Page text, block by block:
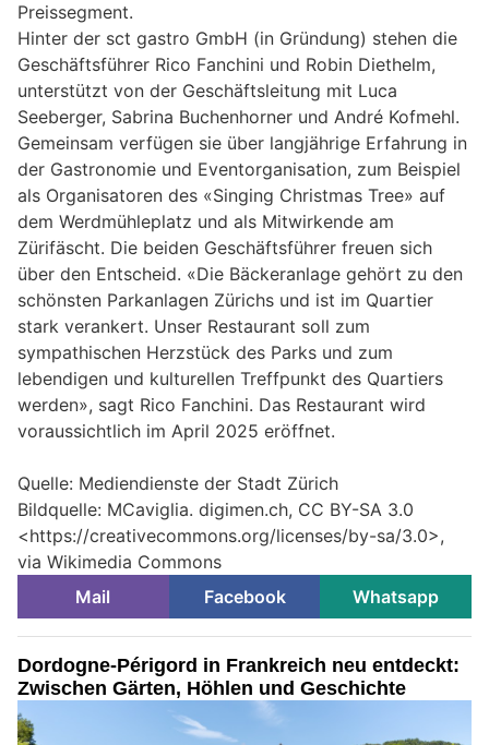
Preissegment.
Hinter der sct gastro GmbH (in Gründung) stehen die
Geschäftsführer Rico Fanchini und Robin Diethelm,
unterstützt von der Geschäftsleitung mit Luca
Seeberger, Sabrina Buchenhorner und André Kofmehl.
Gemeinsam verfügen sie über langjährige Erfahrung in
der Gastronomie und Eventorganisation, zum Beispiel
als Organisatoren des «Singing Christmas Tree» auf
dem Werdmühleplatz und als Mitwirkende am
Zürifäscht. Die beiden Geschäftsführer freuen sich
über den Entscheid. «Die Bäckeranlage gehört zu den
schönsten Parkanlagen Zürichs und ist im Quartier
stark verankert. Unser Restaurant soll zum
sympathischen Herzstück des Parks und zum
lebendigen und kulturellen Treffpunkt des Quartiers
werden», sagt Rico Fanchini. Das Restaurant wird
voraussichtlich im April 2025 eröffnet.
Quelle: Mediendienste der Stadt Zürich
Bildquelle: MCaviglia. digimen.ch, CC BY-SA 3.0
<https://creativecommons.org/licenses/by-sa/3.0>,
via Wikimedia Commons
Mail
Facebook Whatsapp
Dordogne-Périgord in Frankreich neu entdeckt:
Zwischen Gärten, Höhlen und Geschichte